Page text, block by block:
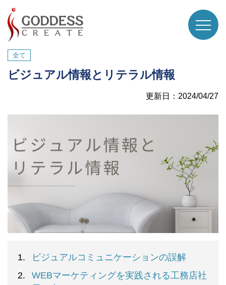
全て
ビジュアル情報とリテラル情報
更新日：2024/04/27
ビジュアルコミュニケーションの誤解
WEBマーケティングを実践される工務店社